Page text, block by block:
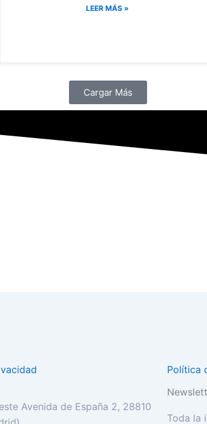
LEER MÁS »
Cargar Más
Política
Avenida de España 2, 28810
Toda la